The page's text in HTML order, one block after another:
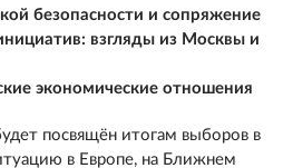
безопасности и сопряжение
взгляды из Москвы и
экономические отношения
посвящён итогам выборов в
в Европе, на Ближнем